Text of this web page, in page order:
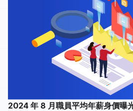
2024 年 8 月職員平均年薪身價曝